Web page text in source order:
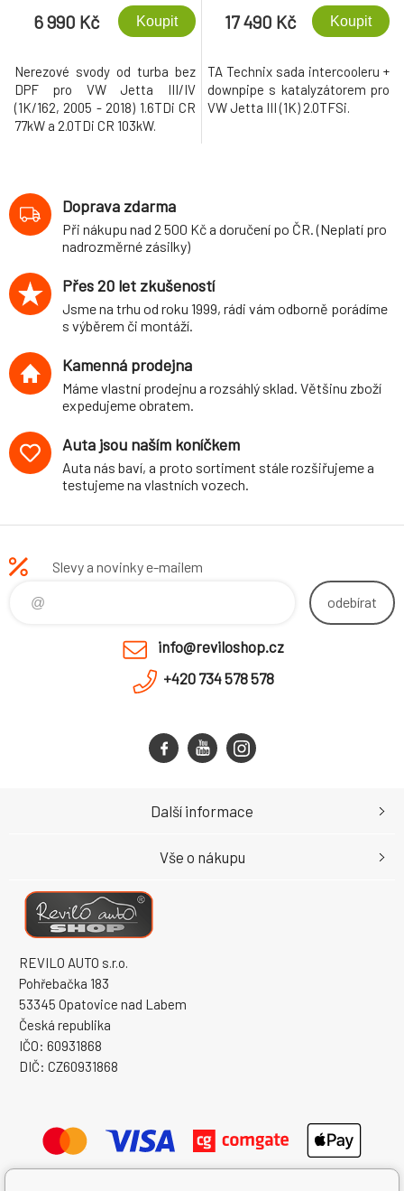
6 990 Kč Koupit
Nerezové svody od turba bez
DPF pro VW Jetta III/IV
(1K/162, 2005 - 2018) 1.6TDi CR
77kW a 2.0TDi CR 103kW.
17 490 Kč Koupit
TA Technix sada intercooleru +
downpipe s katalyzátorem pro
VW Jetta III (1K) 2.0TFSi.
Doprava zdarma
Při nákupu nad 2 500 Kč a doručení po ČR. (Neplatí pro
nadrozměrné zásilky)
Přes 20 let zkušeností
Jsme na trhu od roku 1999, rádi vám odborně porádíme
s výběrem či montáží.
Kamenná prodejna
Máme vlastní prodejnu a rozsáhlý sklad. Většinu zboží
expedujeme obratem.
Auta jsou naším koníčkem
Auta nás baví, a proto sortiment stále rozšiřujeme a
testujeme na vlastních vozech.
Slevy a novinky e-mailem
odebírat
info@reviloshop.cz
+420 734 578 578
REVILO AUTO s.r.o.
Pohřebačka 183
53345 Opatovice nad Labem
Česká republika
IČO: 60931868
DIČ: CZ60931868
Další informace
Vše o nákupu